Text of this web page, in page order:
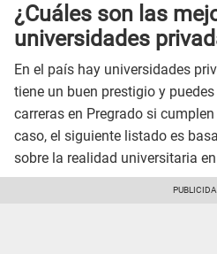
¿Cuáles son las
universidades
En el país hay universidades
tiene un buen prestigio y
carreras en Pregrado si
caso, el siguiente listado es
sobre la realidad universitaria